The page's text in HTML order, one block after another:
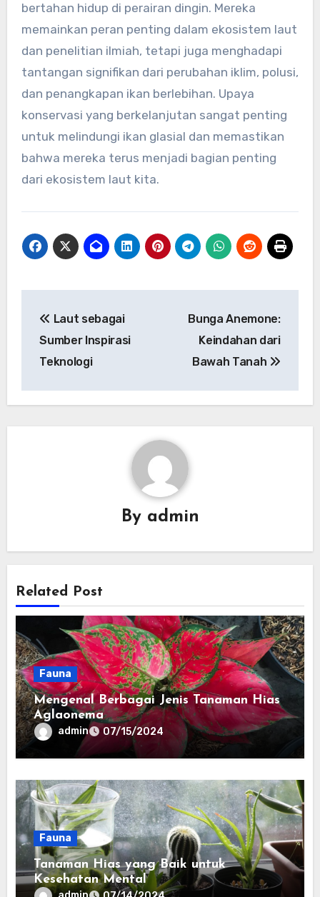
bertahan hidup di perairan dingin. Mereka
memainkan peran penting dalam ekosistem laut
dan penelitian ilmiah, tetapi juga menghadapi
tantangan signifikan dari perubahan iklim, polusi,
dan penangkapan ikan berlebihan. Upaya
konservasi yang berkelanjutan sangat penting
untuk melindungi ikan glasial dan memastikan
bahwa mereka terus menjadi bagian penting
dari ekosistem laut kita.
pos
Laut sebagai
Sumber Inspirasi
Teknologi
Bunga Anemone:
Keindahan dari
Bawah Tanah
By admin
Related Post
Fauna
Mengenal Berbagai Jenis Tanaman Hias
Aglaonema
admin 07/15/2024
Fauna
Tanaman Hias yang Baik untuk
Kesehatan Mental